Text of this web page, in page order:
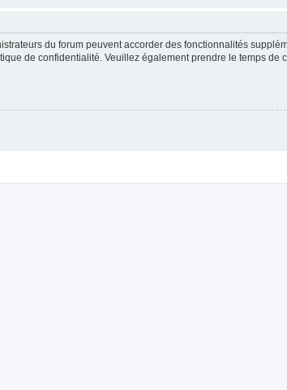
du forum peuvent accorder des fonctionnalités
de confidentialité. Veuillez également prendre le temps de